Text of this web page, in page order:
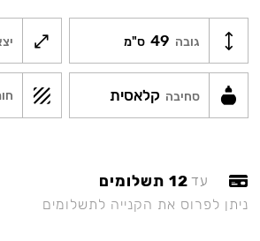
גובה 49 ס"מ
סחיבה קלאסית
עד 12 תשלומים
ניתן לפרוס את הקנייה לתשלומים